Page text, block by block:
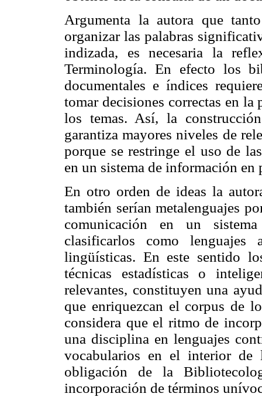
Argumenta la autora que
organizar las palabras
indizada, es necesaria la
Terminología. En efecto los
documentales e índices
tomar decisiones correctas en la
los temas. Así, la
garantiza mayores niveles de
porque se restringe el uso de
en un sistema de información en
En otro orden de ideas la
también serían metalenguajes
comunicación en un
clasificarlos como
lingüísticas. En este sentido
técnicas estadísticas o
relevantes, constituyen una
que enriquezcan el corpus de
considera que el ritmo de
una disciplina en lenguajes
vocabularios en el interior
obligación de la
incorporación de términos